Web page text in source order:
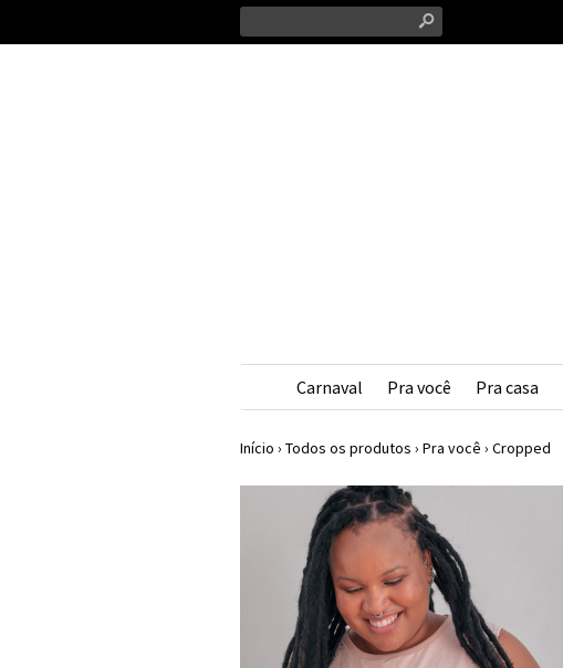
s
Carnaval Pra você Pra casa
Início › Todos os produtos › Pra você › Cropped